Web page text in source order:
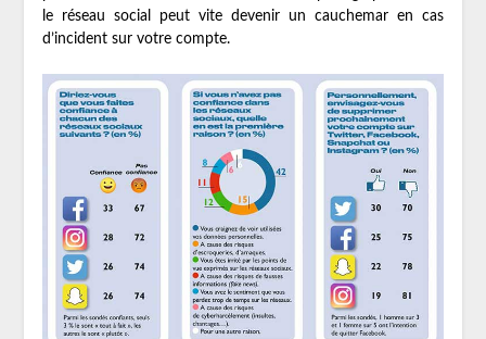
le réseau social peut vite devenir un cauchemar en cas
d’incident sur votre compte.